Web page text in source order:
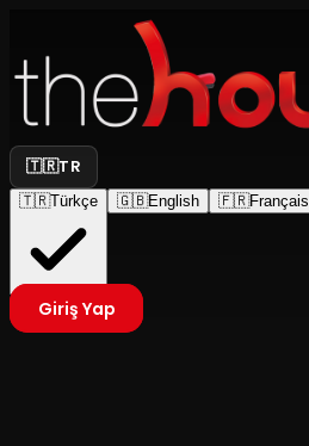
🇹🇷TR
🇹🇷Türkçe 🇬🇧English 🇫🇷Français
Giriş Yap